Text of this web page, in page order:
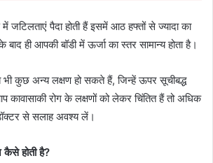
जटिलताएं पैदा होती हैं इसमें आठ हफ्तों से ज्यादा का
ही आपकी बॉडी में ऊर्जा का स्तर सामान्य होता है।
भी कुछ अन्य लक्षण हो सकते हैं, जिन्हें ऊपर सूचीबद्ध
कावासाकी रोग के लक्षणों को लेकर चिंतित हैं तो अधिक
से सलाह अवश्य लें।
कैसे होती है?